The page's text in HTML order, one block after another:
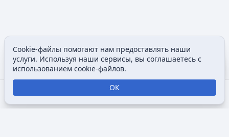
Открыть поиск
Открыть меню
Просмотры
Cookie-файлы помогают нам предоставлять наши
услуги. Используя наши сервисы, вы соглашаетесь с
использованием cookie-файлов.
ОК